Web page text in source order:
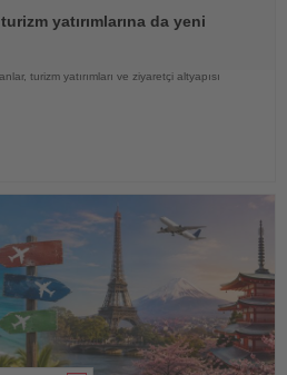
yatırımlarına da yeni
turizm yatırımları ve ziyaretçi altyapısı